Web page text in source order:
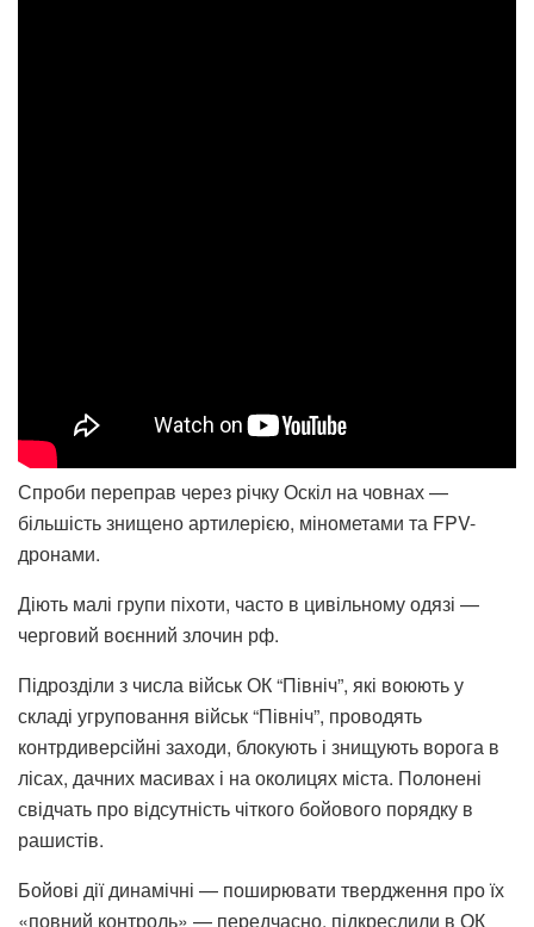
Спроби переправ через річку Оскіл на човнах —
більшість знищено артилерією, мінометами та FPV-
дронами.
Діють малі групи піхоти, часто в цивільному одязі —
черговий воєнний злочин рф.
Підрозділи з числа військ ОК “Північ”, які воюють у
складі угруповання військ “Північ”, проводять
контрдиверсійні заходи, блокують і знищують ворога в
лісах, дачних масивах і на околицях міста. Полонені
свідчать про відсутність чіткого бойового порядку в
рашистів.
Бойові дії динамічні — поширювати твердження про їх
«повний контроль» — передчасно, підкреслили в ОК